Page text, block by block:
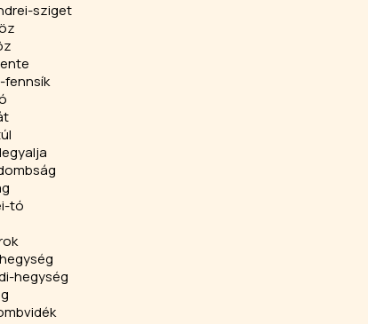
sziget
fennsík
tó
hegység